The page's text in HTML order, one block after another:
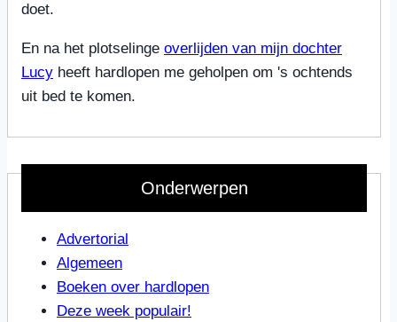
doet.
En na het plotselinge overlijden van mijn dochter
Lucy heeft hardlopen me geholpen om 's ochtends
uit bed te komen.
Onderwerpen
Advertorial
Algemeen
Boeken over hardlopen
Deze week populair!